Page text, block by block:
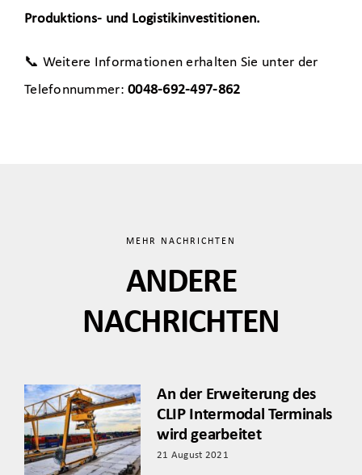
Produktions- und Logistikinvestitionen.
📞 Weitere Informationen erhalten Sie unter der
Telefonnummer:0048-692-497-862
MEHR NACHRICHTEN
ANDERE
NACHRICHTEN
An der Erweiterung des
CLIP Intermodal Terminals
wird gearbeitet
21 August 2021